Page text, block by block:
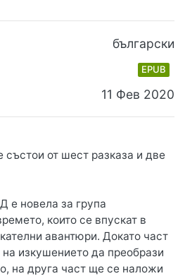
български
EPUB
11 Фев 2020
състои от шест разказа и две
новела за група
които се впускат в
авантюри. Докато част
изкушението да преобрази
на друга част ще се наложи